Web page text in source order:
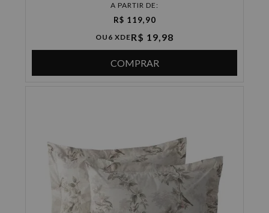
A PARTIR DE:
R$ 119,90
OU 6 XDER$ 19,98
COMPRAR